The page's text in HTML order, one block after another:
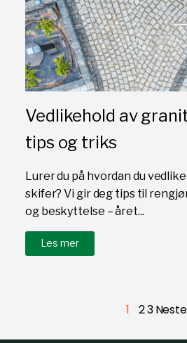
Vedlikehold av
tips og triks
Lurer du på hvordan du
skifer? Vi gir deg tips til
og beskyttelse – året...
Les mer
1 23